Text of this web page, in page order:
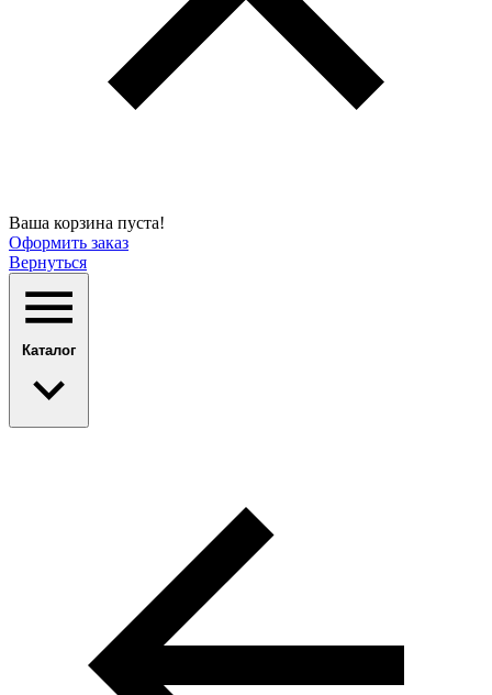
Ваша корзина пуста!
Оформить заказ
Вернуться
Каталог